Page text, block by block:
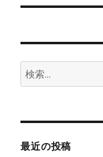
シ
ン
投
検
索:
最近の投稿